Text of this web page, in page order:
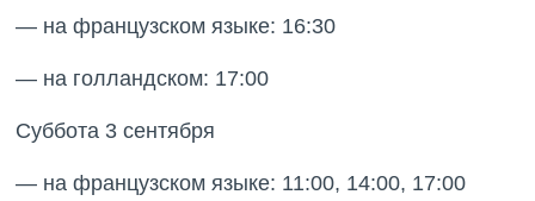
— на французском языке: 16:30
— на голландском: 17:00
Суббота 3 сентября
— на французском языке: 11:00, 14:00, 17:00